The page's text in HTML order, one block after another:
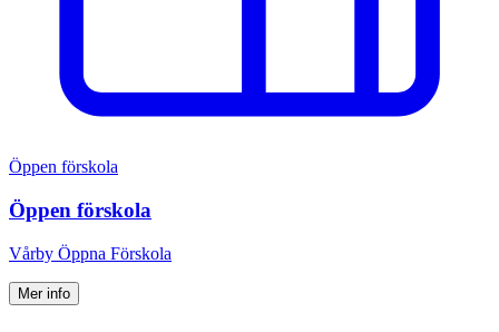
Öppen förskola
Öppen förskola
Vårby Öppna Förskola
Mer info